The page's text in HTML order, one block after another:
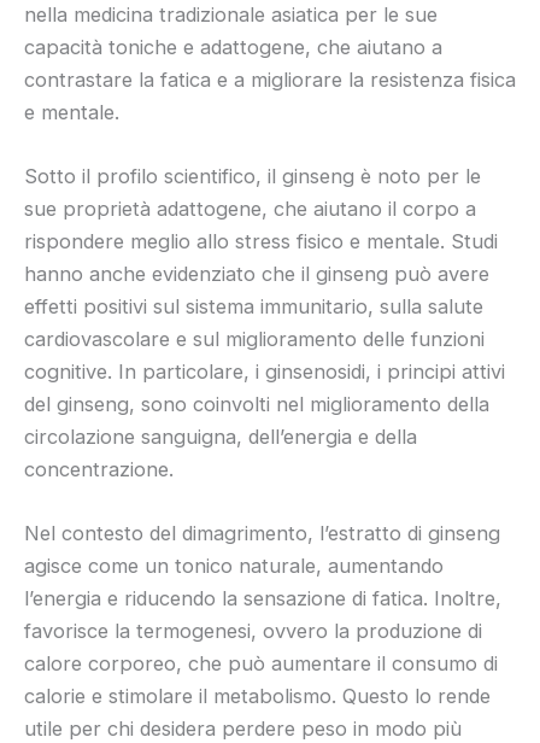
nella medicina tradizionale asiatica per le sue
capacità toniche e adattogene, che aiutano a
contrastare la fatica e a migliorare la resistenza fisica
e mentale.
Sotto il profilo scientifico, il ginseng è noto per le
sue proprietà adattogene, che aiutano il corpo a
rispondere meglio allo stress fisico e mentale. Studi
hanno anche evidenziato che il ginseng può avere
effetti positivi sul sistema immunitario, sulla salute
cardiovascolare e sul miglioramento delle funzioni
cognitive. In particolare, i ginsenosidi, i principi attivi
del ginseng, sono coinvolti nel miglioramento della
circolazione sanguigna, dell’energia e della
concentrazione.
Nel contesto del dimagrimento, l’estratto di ginseng
agisce come un tonico naturale, aumentando
l’energia e riducendo la sensazione di fatica. Inoltre,
favorisce la termogenesi, ovvero la produzione di
calore corporeo, che può aumentare il consumo di
calorie e stimolare il metabolismo. Questo lo rende
utile per chi desidera perdere peso in modo più